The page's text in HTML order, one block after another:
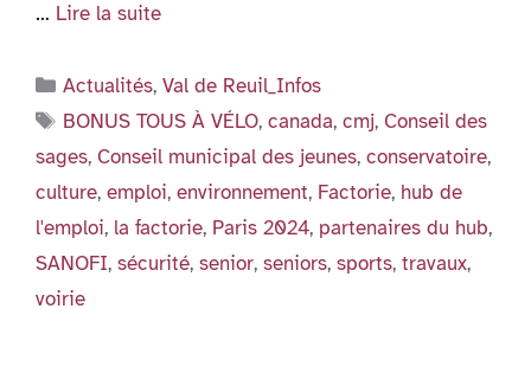
… Lire la suite
Catégories
Actualités,Val de Reuil_Infos
Étiquettes
BONUS TOUS À VÉLO,canada,cmj, Conseil des
sages, Conseil municipal des jeunes, conservatoire,
culture, emploi, environnement, Factorie, hub de
l'emploi, la factorie, Paris 2024, partenaires du hub,
SANOFI, sécurité, senior, seniors, sports, travaux,
voirie